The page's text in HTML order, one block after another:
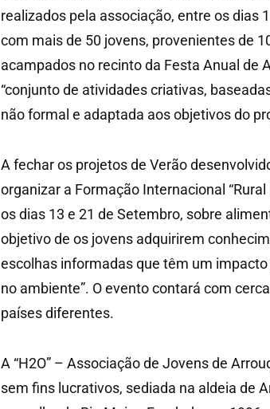
realizados pela associação, entre os dias
com mais de 50 jovens, provenientes de
acampados no recinto da Festa Anual de
“conjunto de atividades criativas,
não formal e adaptada aos objetivos do
A fechar os projetos de Verão
organizar a Formação Internacional
os dias 13 e 21 de Setembro, sobre
objetivo de os jovens adquirirem
escolhas informadas que têm um
no ambiente”. O evento contará com
países diferentes.
A “H2O” – Associação de Jovens de
sem fins lucrativos, sediada na aldeia de